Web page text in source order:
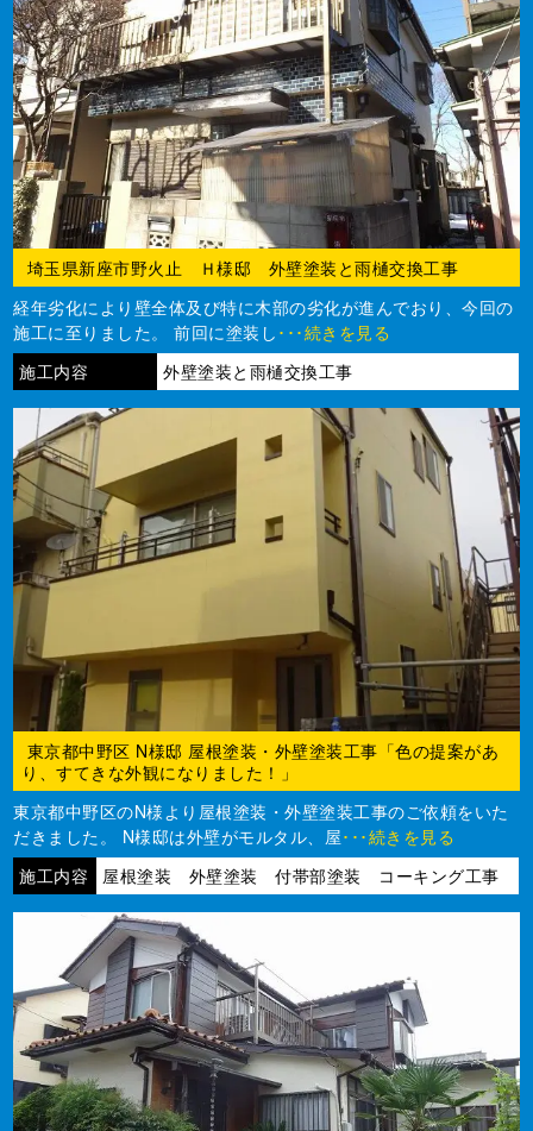
埼玉県新座市野火止 Ｈ様邸 外壁塗装と雨樋交換工事
経年劣化により壁全体及び特に木部の劣化が進んでおり、今回の
施工に至りました。 前回に塗装し ･･･続きを見る
施工内容
外壁塗装と雨樋交換工事
東京都中野区 N様邸 屋根塗装・外壁塗装工事「色の提案があ
り、すてきな外観になりました！」
東京都中野区のN様より屋根塗装・外壁塗装工事のご依頼をいた
だきました。 N様邸は外壁がモルタル、屋･･･続きを見る
施工内容
屋根塗装 外壁塗装 付帯部塗装 コーキング工事